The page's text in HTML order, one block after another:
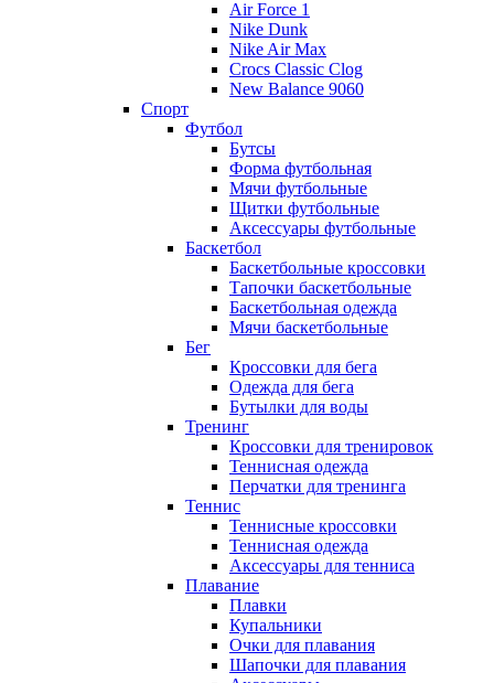
Air Force 1
Nike Dunk
Nike Air Max
Crocs Classic Clog
New Balance 9060
Спорт
Футбол
Бутсы
Форма футбольная
Мячи футбольные
Щитки футбольные
Аксессуары футбольные
Баскетбол
Баскетбольные кроссовки
Тапочки баскетбольные
Баскетбольная одежда
Мячи баскетбольные
Бег
Кроссовки для бега
Одежда для бега
Бутылки для воды
Тренинг
Кроссовки для тренировок
Теннисная одежда
Перчатки для тренинга
Теннис
Теннисные кроссовки
Теннисная одежда
Аксессуары для тенниса
Плавание
Плавки
Купальники
Очки для плавания
Шапочки для плавания